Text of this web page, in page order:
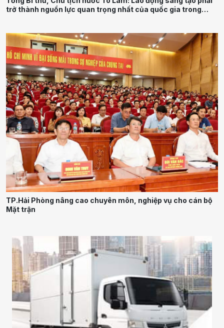
trở thành nguồn lực quan trọng nhất của quốc gia trong
TP.Hải Phòng nâng cao chuyên môn, nghiệp vụ cho cán bộ
Mặt trận